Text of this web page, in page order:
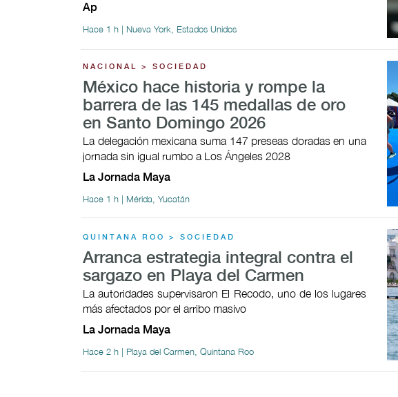
Ap
Hace 1 h | Nueva York, Estados Unidos
NACIONAL > SOCIEDAD
México hace historia y rompe la
barrera de las 145 medallas de oro
en Santo Domingo 2026
La delegación mexicana suma 147 preseas doradas en una
jornada sin igual rumbo a Los Ángeles 2028
La Jornada Maya
Hace 1 h | Mérida, Yucatán
QUINTANA ROO > SOCIEDAD
Arranca estrategia integral contra el
sargazo en Playa del Carmen
La autoridades supervisaron El Recodo, uno de los lugares
más afectados por el arribo masivo
La Jornada Maya
Hace 2 h | Playa del Carmen, Quintana Roo